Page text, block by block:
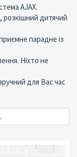
AJAX.
розкішний дитячий
парадне із
Ніхто не
для Вас час